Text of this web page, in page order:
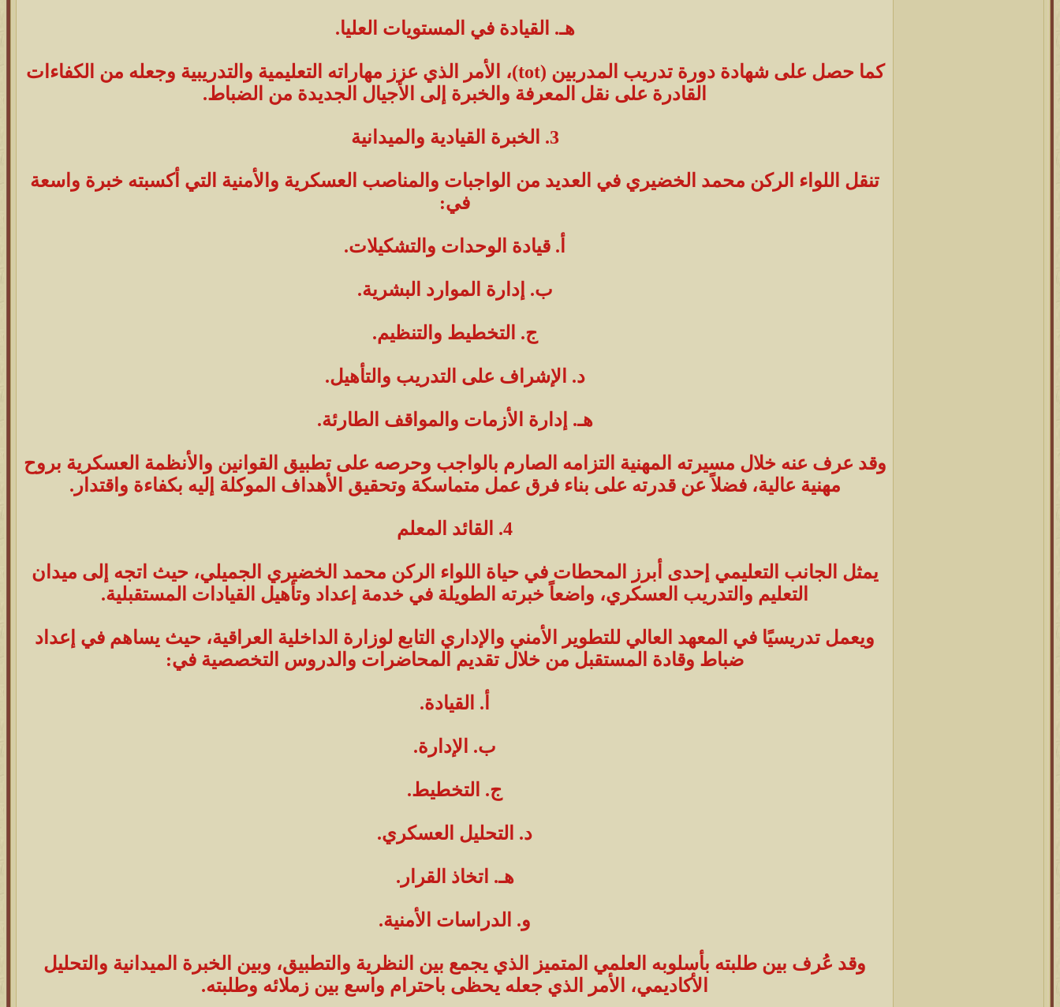
هـ. القيادة في المستويات العليا.
كما حصل على شهادة دورة تدريب المدربين (tot)، الأمر الذي عزز مهاراته التعليمية والتدريبية وجعله من الكفاءات
القادرة على نقل المعرفة والخبرة إلى الأجيال الجديدة من الضباط.
3. الخبرة القيادية والميدانية
تنقل اللواء الركن محمد الخضيري في العديد من الواجبات والمناصب العسكرية والأمنية التي أكسبته خبرة واسعة
في:
أ. قيادة الوحدات والتشكيلات.
ب. إدارة الموارد البشرية.
ج. التخطيط والتنظيم.
د. الإشراف على التدريب والتأهيل.
هـ. إدارة الأزمات والمواقف الطارئة.
وقد عرف عنه خلال مسيرته المهنية التزامه الصارم بالواجب وحرصه على تطبيق القوانين والأنظمة العسكرية بروح
مهنية عالية، فضلاً عن قدرته على بناء فرق عمل متماسكة وتحقيق الأهداف الموكلة إليه بكفاءة واقتدار.
4. القائد المعلم
يمثل الجانب التعليمي إحدى أبرز المحطات في حياة اللواء الركن محمد الخضيري الجميلي، حيث اتجه إلى ميدان
التعليم والتدريب العسكري، واضعاً خبرته الطويلة في خدمة إعداد وتأهيل القيادات المستقبلية.
ويعمل تدريسيًا في المعهد العالي للتطوير الأمني والإداري التابع لوزارة الداخلية العراقية، حيث يساهم في إعداد
ضباط وقادة المستقبل من خلال تقديم المحاضرات والدروس التخصصية في:
أ. القيادة.
ب. الإدارة.
ج. التخطيط.
د. التحليل العسكري.
هـ. اتخاذ القرار.
و. الدراسات الأمنية.
وقد عُرف بين طلبته بأسلوبه العلمي المتميز الذي يجمع بين النظرية والتطبيق، وبين الخبرة الميدانية والتحليل
الأكاديمي، الأمر الذي جعله يحظى باحترام واسع بين زملائه وطلبته.